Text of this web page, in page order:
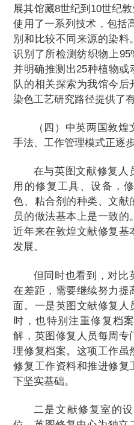
展其馆藏8世纪到10世纪
使用了一系列技术，包括
别和比较不同来源的染料
识别了所检测纺织物上
并明确推测出25种植物或
队的相关探索为我馆今
染色工艺研究路径提供了
（四）中英两国敦
手法、工作管理模式正逐
在与英图文献修复人
用的修复工具、设备，
色、粘合剂的种类、文献
员的做法基本上是一致
近年来在敦煌文献修复基
发展。
但同时也看到，对比
在差距，需要继续努力提
面。一是英图文献修复人
时，也特别注重修复档
解，英图修复人员每周专
理修复档案。这项工作虽
修复工作资料和推进修复
下坚实基础。
二是文献修复室的